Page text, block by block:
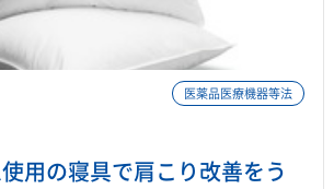
医薬品医療機器等法
用の寝具で肩こり改善をう